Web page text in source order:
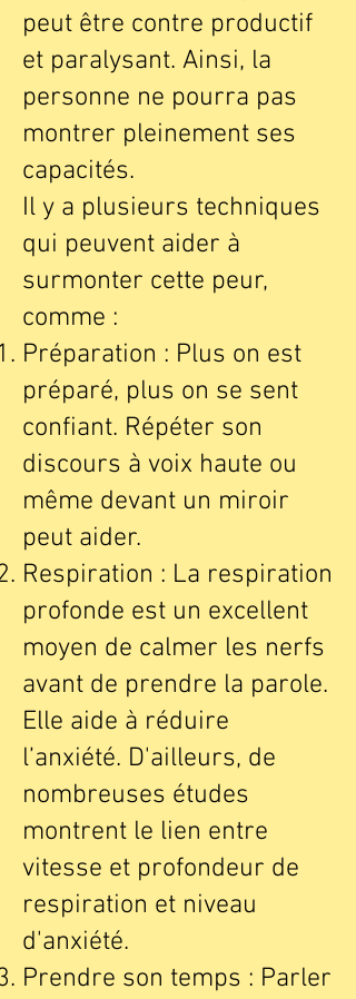
peut être contre productif
et paralysant. Ainsi, la
personne ne pourra pas
montrer pleinement ses
capacités.
Il y a plusieurs techniques
qui peuvent aider à
surmonter cette peur,
comme :
Préparation : Plus on est
préparé, plus on se sent
confiant. Répéter son
discours à voix haute ou
même devant un miroir
peut aider.
Respiration : La respiration
profonde est un excellent
moyen de calmer les nerfs
avant de prendre la parole.
Elle aide à réduire
l’anxiété. D'ailleurs, de
nombreuses études
montrent le lien entre
vitesse et profondeur de
respiration et niveau
d'anxiété.
Prendre son temps : Parler